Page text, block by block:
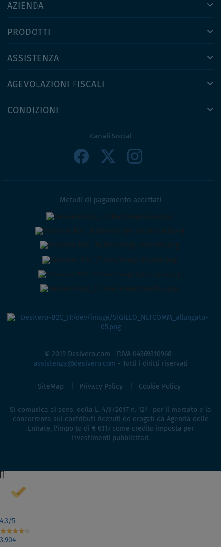
AZIENDA
PRODOTTI
ASSISTENZA
AGEVOLAZIONI FISCALI
CONDIZIONI
Canali Social
Metodi di pagamento accettati
© 2019 Desivero.com - P.IVA 04369310968 -
assistenza@desivero.com - Tutti i diritti riservati
SiteMap Privacy Policy Cookie Policy
Si comunica ai sensi della L. 4/8/2017 n. 124- per il mercato e la
concorrenza sui contributi ricevuti ed erogati da Agenzia delle
Entrate, l'importo di € 6.117 come credito imposta per
investimenti pubblicitari.
4,3 /5
3.904